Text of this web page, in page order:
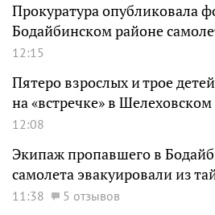
Прокуратура опубликовала
Бодайбинском районе
12:15
Пятеро взрослых и трое
на «встречке» в
12:08
Экипаж пропавшего в
самолета эвакуировали из
11:38 5 отзывов